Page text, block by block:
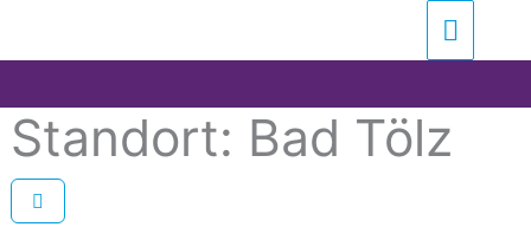
Standort: Bad Tölz